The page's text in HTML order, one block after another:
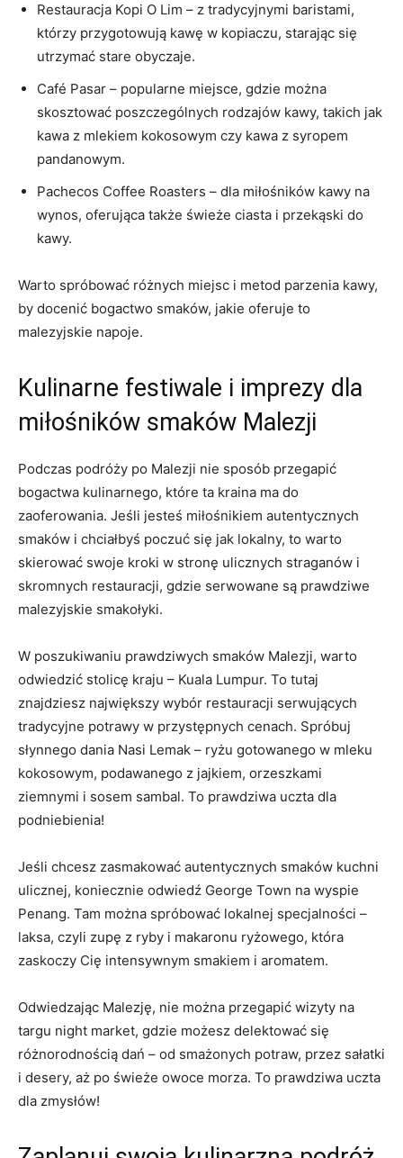
Restauracja Kopi O Lim – z tradycyjnymi baristami,
którzy przygotowują kawę w kopiaczu, starając się
utrzymać stare obyczaje.
Café Pasar – popularne miejsce, gdzie można
skosztować poszczególnych rodzajów kawy, takich jak
kawa z mlekiem kokosowym czy kawa z syropem
pandanowym.
Pachecos Coffee Roasters – dla miłośników kawy na
wynos, oferująca także świeże ciasta i przekąski do
kawy.
Warto spróbować różnych miejsc i metod parzenia kawy,
by docenić bogactwo smaków, jakie oferuje to
malezyjskie napoje.
Kulinarne festiwale i imprezy dla
miłośników smaków Malezji
Podczas podróży po Malezji nie sposób przegapić
bogactwa kulinarnego, które ta kraina ma do
zaoferowania. Jeśli jesteś miłośnikiem autentycznych
smaków i chciałbyś poczuć się jak lokalny, to warto
skierować swoje kroki w stronę ulicznych straganów i
skromnych restauracji, gdzie serwowane są prawdziwe
malezyjskie smakołyki.
W poszukiwaniu prawdziwych smaków Malezji, warto
odwiedzić stolicę kraju – Kuala Lumpur. To tutaj
znajdziesz największy wybór restauracji serwujących
tradycyjne potrawy w przystępnych cenach. Spróbuj
słynnego dania Nasi Lemak – ryżu gotowanego w mleku
kokosowym, podawanego z jajkiem, orzeszkami
ziemnymi i sosem sambal. To prawdziwa uczta dla
podniebienia!
Jeśli chcesz zasmakować autentycznych smaków kuchni
ulicznej, koniecznie odwiedź George Town na wyspie
Penang. Tam można spróbować lokalnej specjalności –
laksa, czyli zupę z ryby i makaronu ryżowego, która
zaskoczy Cię intensywnym smakiem i aromatem.
Odwiedzając Malezję, nie można przegapić wizyty na
targu night market, gdzie możesz delektować się
różnorodnością dań – od smażonych potraw, przez sałatki
i desery, aż po świeże owoce morza. To prawdziwa uczta
dla zmysłów!